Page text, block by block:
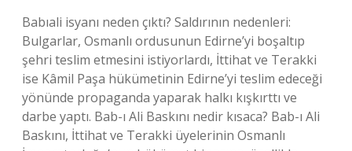
Babıali isyanı neden çıktı? Saldırının nedenleri:
Bulgarlar, Osmanlı ordusunun Edirne’yi boşaltıp
şehri teslim etmesini istiyorlardı, İttihat ve Terakki
ise Kâmil Paşa hükümetinin Edirne’yi teslim edeceği
yönünde propaganda yaparak halkı kışkırttı ve
darbe yaptı. Bab-ı Ali Baskını nedir kısaca? Bab-ı Ali
Baskını, İttihat ve Terakki üyelerinin Osmanlı